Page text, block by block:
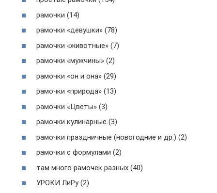
рамочки (14)
рамочки «девушки» (78)
рамочки «животные» (7)
рамочки «мужчины» (2)
рамочки «он и она» (29)
рамочки «природа» (13)
рамочки «Цветы» (3)
рамочки кулинарные (3)
рамочки праздничные (новогодние и др.) (2)
рамочки с формулами (2)
там много рамочек разных (40)
УРОКИ ЛиРу (2)